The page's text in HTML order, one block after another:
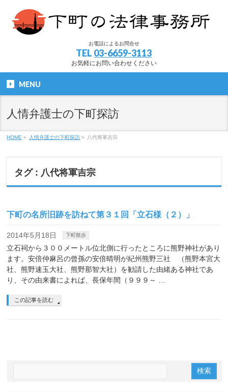
お電話によるお問合せ
TEL 03-6659-3113
お気軽にお問い合わせください
MENU
人情弁護士の下町探訪
HOME » 人情弁護士の下町探訪 » 八代将軍吉宗
タグ : 八代将軍吉宗
下町の名所旧跡を訪ねて第３１回「立石様（２）」
2014年5月18日 下町散歩
立石祠から３００メートル位北側に行ったところに熊野神社があり
ます。安倍仲麻呂の曾孫の安倍晴明が紀州熊野三社 （熊野本宮大
社、熊野速玉大社、熊野那智大社）を勧請した由緒ある神社であ
り、その由来書によれば、長保年間（９９９～ …
この記事を読む